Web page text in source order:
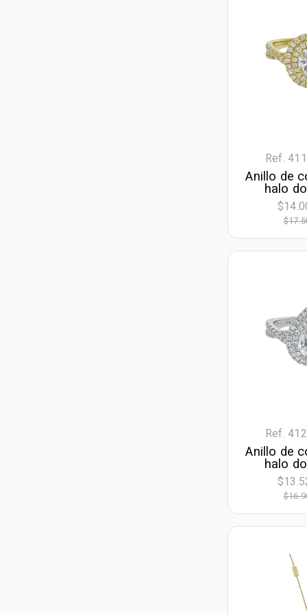
Ref.
Anillo de
halo
óvalo IGI
Ref.
Anillo de
halo
pera IGI